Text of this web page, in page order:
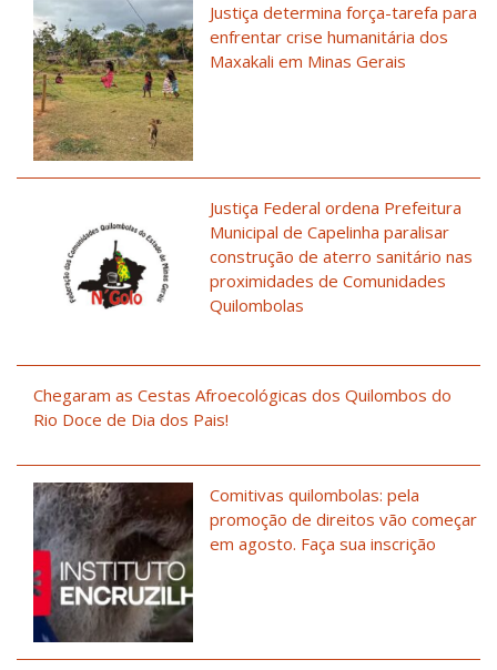
Justiça determina força-tarefa para
enfrentar crise humanitária dos
Maxakali em Minas Gerais
Justiça Federal ordena Prefeitura
Municipal de Capelinha paralisar
construção de aterro sanitário nas
proximidades de Comunidades
Quilombolas
Chegaram as Cestas Afroecológicas dos Quilombos do
Rio Doce de Dia dos Pais!
Comitivas quilombolas: pela
promoção de direitos vão começar
em agosto. Faça sua inscrição